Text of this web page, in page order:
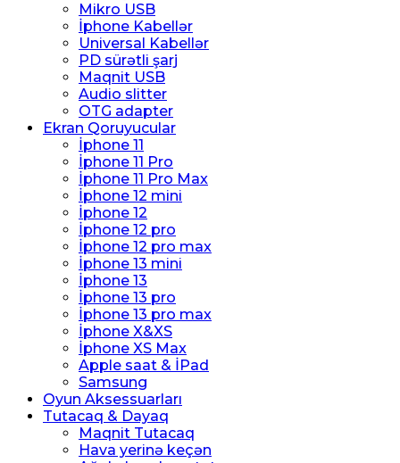
Mikro USB
İphone Kabellər
Universal Kabellər
PD sürətli şarj
Maqnit USB
Audio slitter
OTG adapter
Ekran Qoruyucular
İphone 11
İphone 11 Pro
İphone 11 Pro Max
İphone 12 mini
İphone 12
İphone 12 pro
İphone 12 pro max
İphone 13 mini
İphone 13
İphone 13 pro
İphone 13 pro max
İphone X&XS
İphone XS Max
Apple saat & İPad
Samsung
Oyun Aksessuarları
Tutacaq & Dayaq
Maqnit Tutacaq
Hava yerinə keçən